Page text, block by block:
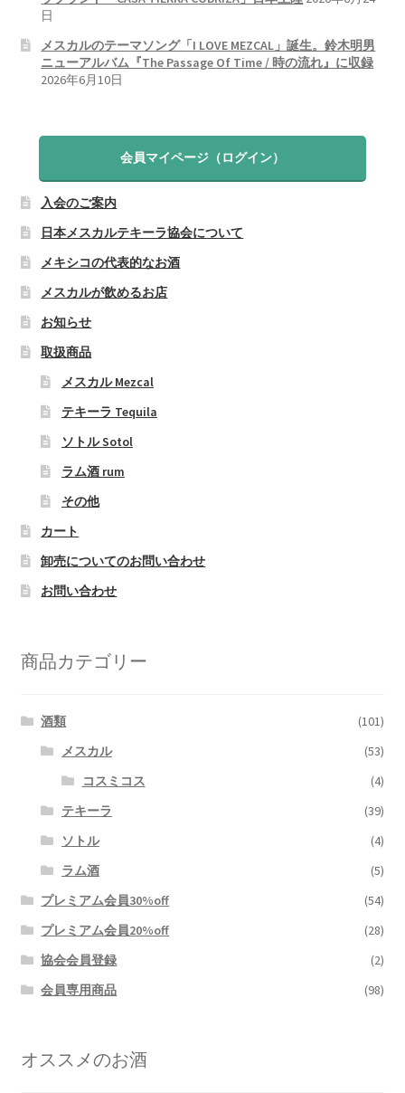
日
メスカルのテーマソング「I LOVE MEZCAL」誕生。鈴木明男
ニューアルバム『The Passage Of Time / 時の流れ』に収録
2026年6月10日
会員マイページ（ログイン）
入会のご案内
日本メスカルテキーラ協会について
メキシコの代表的なお酒
メスカルが飲めるお店
お知らせ
取扱商品
メスカル Mezcal
テキーラ Tequila
ソトル Sotol
ラム酒 rum
その他
カート
卸売についてのお問い合わせ
お問い合わせ
商品カテゴリー
酒類
(101)
メスカル
(53)
コスミコス
(4)
テキーラ
(39)
ソトル
(4)
ラム酒
(5)
プレミアム会員30%off
(54)
プレミアム会員20%off
(28)
協会会員登録
(2)
会員専用商品
(98)
オススメのお酒